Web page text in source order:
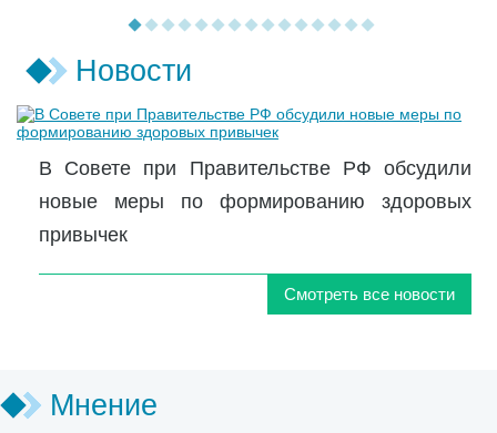
Новости
В Совете при Правительстве РФ обсудили
новые меры по формированию здоровых
привычек
Смотреть все новости
Мнение